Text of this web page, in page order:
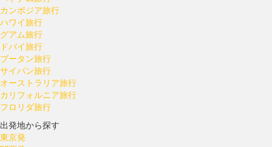
カンボジア旅行
ハワイ旅行
グアム旅行
ドバイ旅行
ブータン旅行
サイパン旅行
オーストラリア旅行
カリフォルニア旅行
フロリダ旅行
出発地から探す
東京発